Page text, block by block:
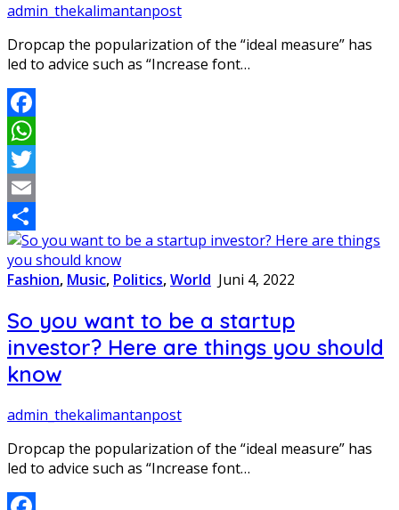
admin_thekalimantanpost
Dropcap the popularization of the “ideal measure” has
led to advice such as “Increase font…
Facebook
WhatsApp
Twitter
Email
Share
Fashion, Music, Politics,World Juni 4, 2022
So you want to be a startup
investor? Here are things you should
know
admin_thekalimantanpost
Dropcap the popularization of the “ideal measure” has
led to advice such as “Increase font…